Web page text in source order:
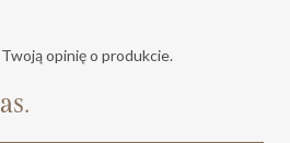
opinię o produkcie.